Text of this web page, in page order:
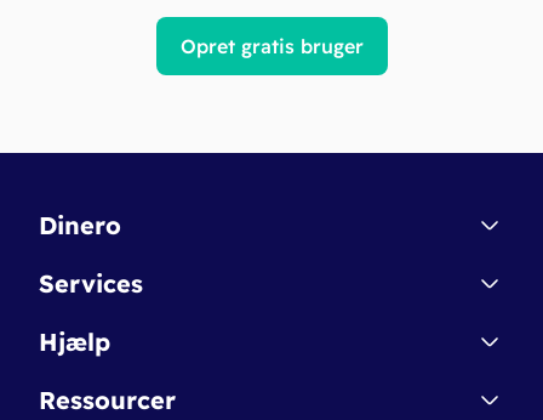
Opret gratis bruger
Dinero
Kontakt
Betingelser & Sikkerhed
Nye funktioner
Services
Dinero Starter
Dinero Pro
Hjælp
Regnskabsordbogen
Ressourcer